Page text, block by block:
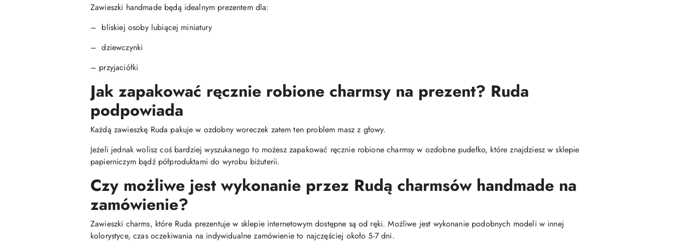
Zawieszki handmade będą idealnym prezentem dla:
– bliskiej osoby lubiącej miniatury
– dziewczynki
– przyjaciółki
Jak zapakować ręcznie robione charmsy na prezent? Ruda
podpowiada
Każdą zawieszkę Ruda pakuje w ozdobny woreczek zatem ten problem masz z głowy.
Jeżeli jednak wolisz coś bardziej wyszukanego to możesz zapakować ręcznie robione charmsy w ozdobne pudełko, które znajdziesz w sklepie
papierniczym bądź półproduktami do wyrobu biżuterii.
Czy możliwe jest wykonanie przez Rudą charmsów handmade na
zamówienie?
Zawieszki charms, które Ruda prezentuje w sklepie internetowym dostępne są od ręki. Możliwe jest wykonanie podobnych modeli w innej
kolorystyce, czas oczekiwania na indywidualne zamówienie to najczęściej około 5-7 dni.